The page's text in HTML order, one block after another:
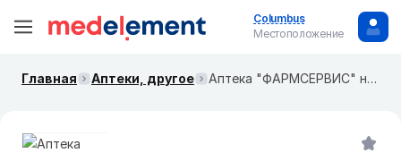
Columbus
Местоположение
Главная Аптеки, другое Аптека "ФАРМСЕРВИС" на Ауэзова 47